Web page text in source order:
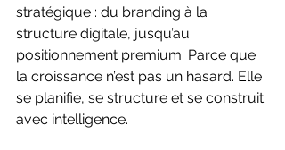
stratégique : du branding à la
structure digitale, jusqu’au
positionnement premium. Parce que
la croissance n’est pas un hasard. Elle
se planifie, se structure et se construit
avec intelligence.